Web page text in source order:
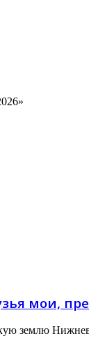
мои,
землю